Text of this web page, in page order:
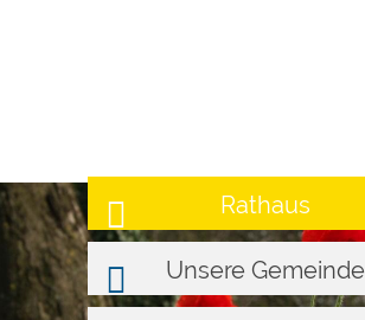
Rathaus
Unsere Gemeinde